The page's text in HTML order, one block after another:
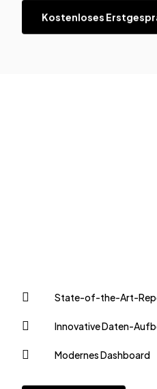
Kostenloses
State-of-the-Art-
Innovative Daten-
Modernes Dashboard